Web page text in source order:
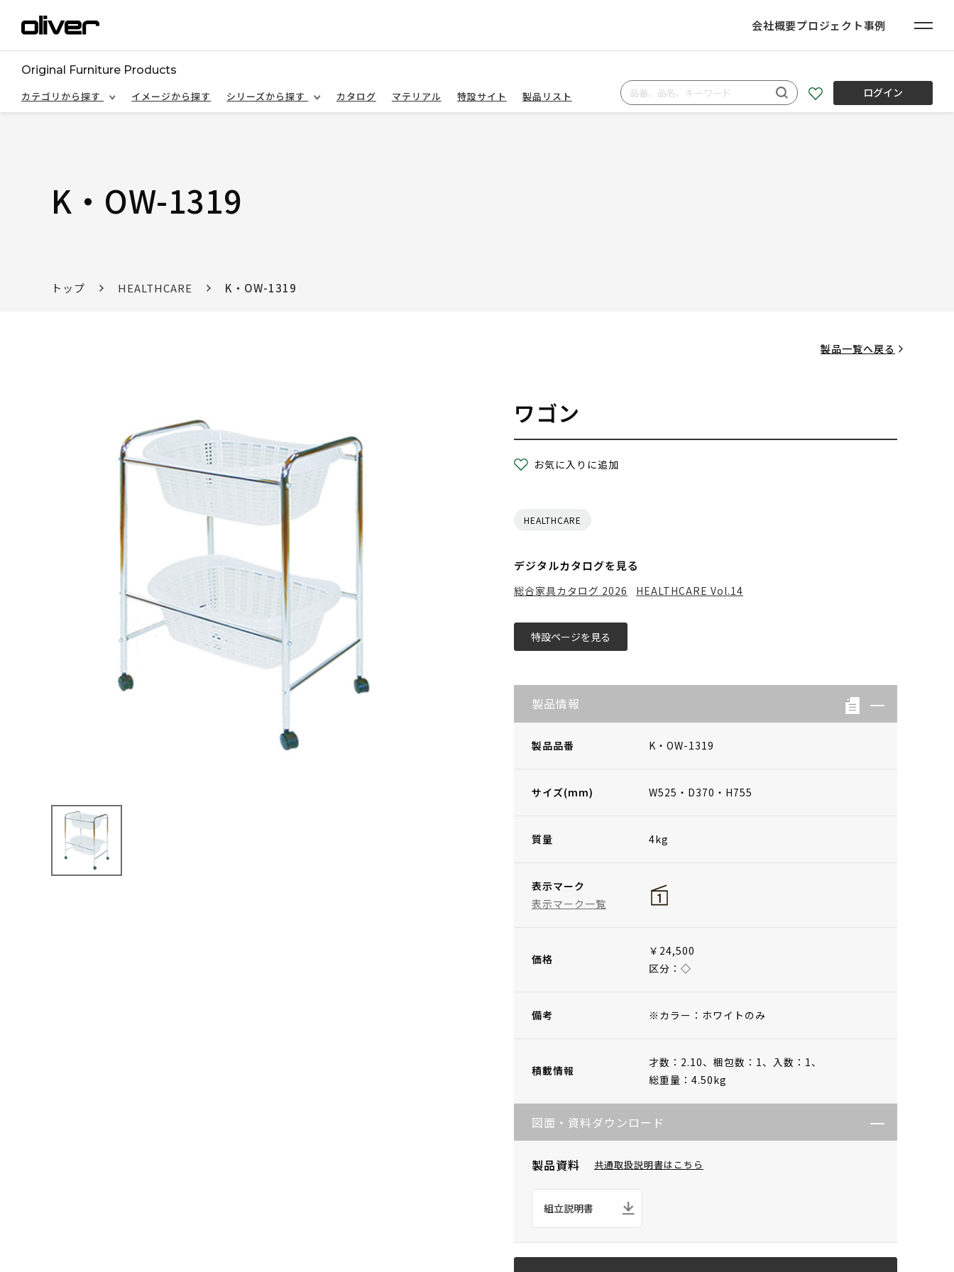
会社概要プロジェクト事例
Original Furniture Products
カテゴリから探す
イメージから探す シリーズから探す カタログ マテリアル 特設サイト 製品リスト ログイン
K・OW-1319
トップ HEALTHCARE K・OW-1319
製品一覧へ戻る
ワゴン
お気に入りに追加
HEALTHCARE
デジタルカタログを見る
総合家具カタログ 2026 HEALTHCARE Vol.14
特設ページを見る
製品情報
製品品番 K・OW-1319
サイズ(mm) W525・D370・H755
質量 4kg
表示マーク
表示マーク一覧
価格
￥24,500
区分：◇
備考 ※カラー：ホワイトのみ
積載情報
才数：2.10、 梱包数：1、 入数：1、
総重量：4.50kg
図面・資料ダウンロード
製品資料 共通取扱説明書はこちら
組立説明書